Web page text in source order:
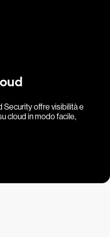
Security offre visibilità e
cloud in modo facile,